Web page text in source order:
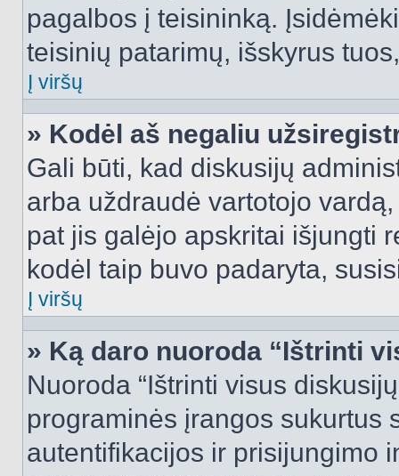
pagalbos į teisininką.
teisinių patarimų, išskyrus
Į viršų
» Kodėl aš negaliu
Gali būti, kad diskusijų
arba uždraudė vartotojo
pat jis galėjo apskritai išjungti
kodėl taip buvo padaryta,
Į viršų
» Ką daro nuoroda “Ištrinti
Nuoroda “Ištrinti visus
programinės įrangos sukurtus
autentifikacijos ir prisijungimo